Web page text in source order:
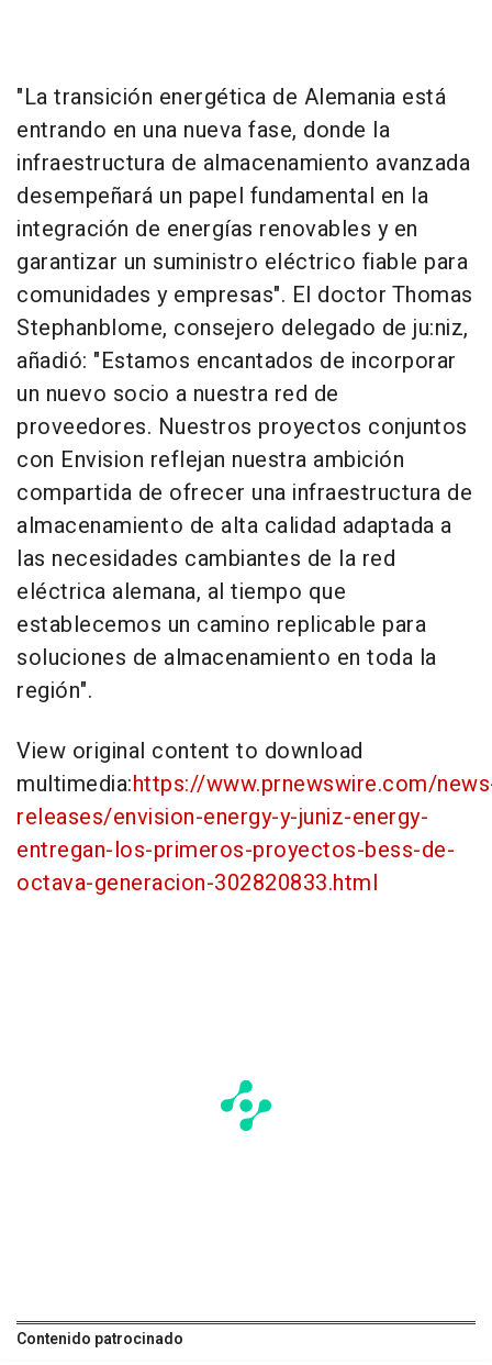
"La transición energética de Alemania está
entrando en una nueva fase, donde la
infraestructura de almacenamiento avanzada
desempeñará un papel fundamental en la
integración de energías renovables y en
garantizar un suministro eléctrico fiable para
comunidades y empresas". El doctor Thomas
Stephanblome, consejero delegado de ju:niz,
añadió: "Estamos encantados de incorporar
un nuevo socio a nuestra red de
proveedores. Nuestros proyectos conjuntos
con Envision reflejan nuestra ambición
compartida de ofrecer una infraestructura de
almacenamiento de alta calidad adaptada a
las necesidades cambiantes de la red
eléctrica alemana, al tiempo que
establecemos un camino replicable para
soluciones de almacenamiento en toda la
región".
View original content to download
multimedia:https://www.prnewswire.com/
releases/envision-energy-y-juniz-energy-
entregan-los-primeros-proyectos-bess-de-
octava-generacion-302820833.html
Contenido patrocinado